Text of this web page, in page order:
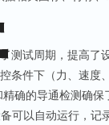
测试周期，提高了
条件下（力、速度
确的导通检测确保
可以自动运行，记